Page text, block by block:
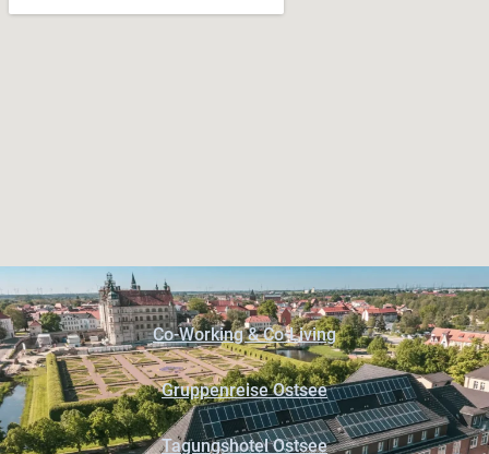
Co-Working & Co-Living
Gruppenreise Ostsee
Tagungshotel Ostsee